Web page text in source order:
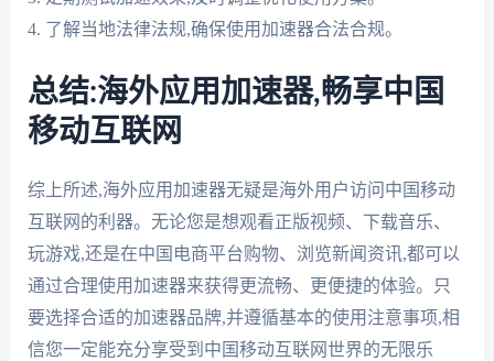
4. 了解当地法律法规,确保使用加速器合法合规。
总结:海外应用加速器,畅享中国
移动互联网
综上所述,海外应用加速器无疑是海外用户访问中国移动
互联网的利器。无论您是想观看正版视频、下载音乐、
玩游戏,还是在中国电商平台购物、浏览新闻资讯,都可以
通过合理使用加速器来获得更流畅、更便捷的体验。只
要选择合适的加速器品牌,并遵循基本的使用注意事项,相
信您一定能充分享受到中国移动互联网世界的无限乐